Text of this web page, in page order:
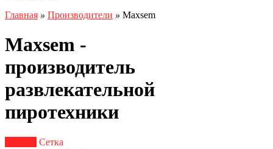
Главная » Производители » Maxsem
Maxsem -
производитель
развлекательной
пиротехники
Сетка